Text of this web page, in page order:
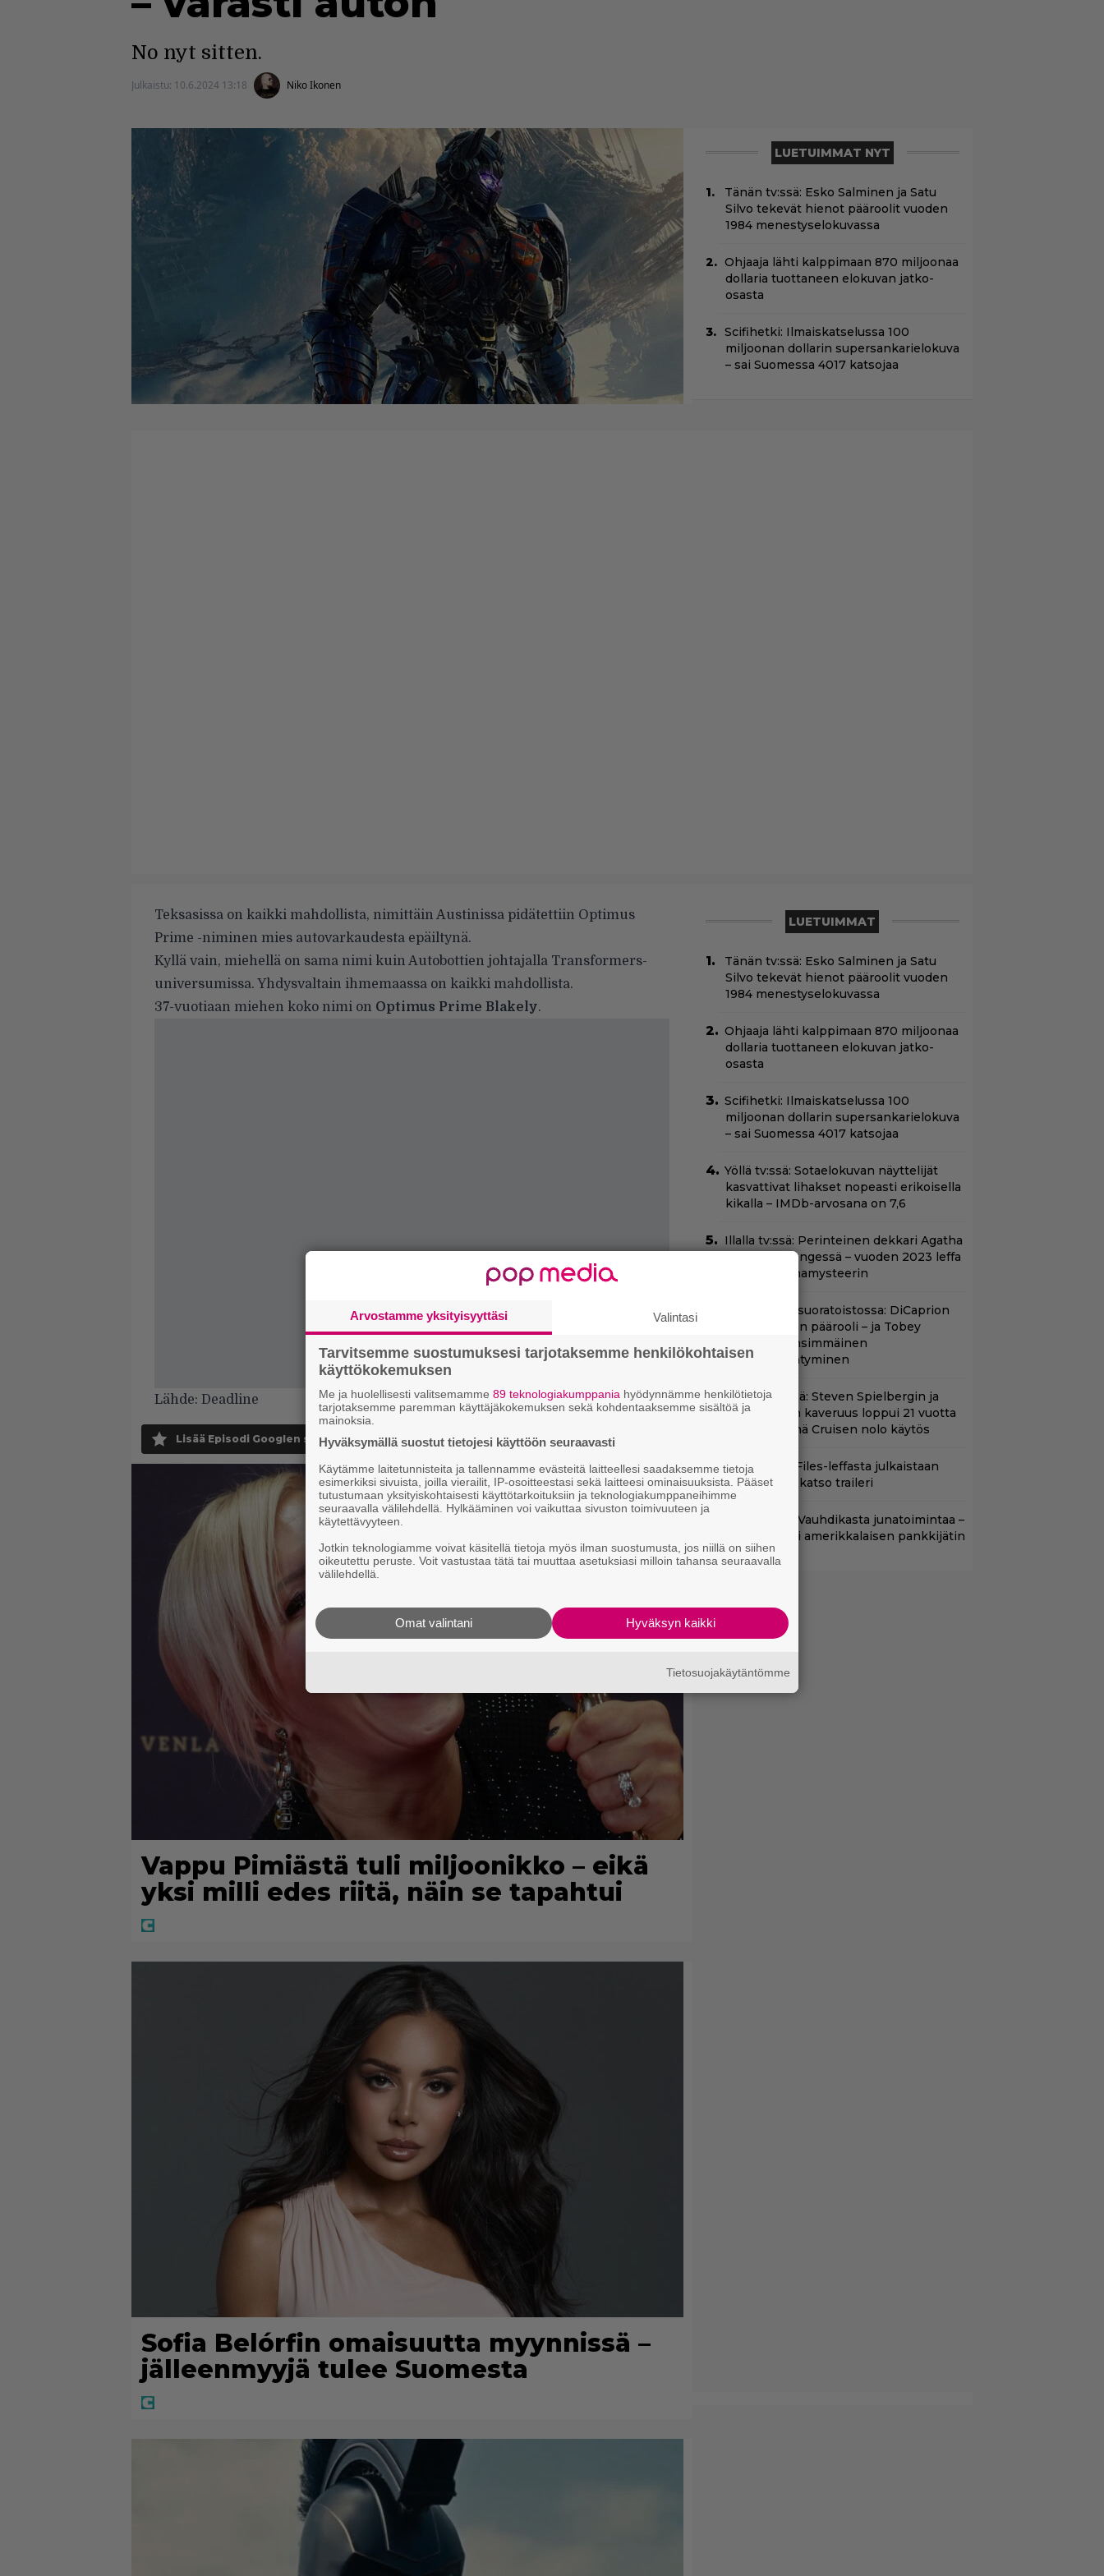
No nyt sitten.
Julkaistu: 10.6.2024 13:18 Niko Ikonen
LUETUIMMAT NYT
Tänän tv:ssä: Esko Salminen ja Satu
Silvo tekevät hienot pääroolit vuoden
1984 menestyselokuvassa
Ohjaaja lähti kalppimaan 870 miljoonaa
dollaria tuottaneen elokuvan jatko-
osasta
Scifihetki: Ilmaiskatselussa 100
miljoonan dollarin supersankarielokuva
– sai Suomessa 4017 katsojaa
Teksasissa on kaikki mahdollista, nimittäin Austinissa pidätettiin Optimus
Prime -niminen mies autovarkaudesta epäiltynä.
Kyllä vain, miehellä on sama nimi kuin Autobottien johtajalla Transformers-
universumissa. Yhdysvaltain ihmemaassa on kaikki mahdollista.
37-vuotiaan miehen koko nimi on Optimus Prime Blakely.
Lähde: Deadline
Lisää Episodi Googlen suosituksi lähteeksi
Vappu Pimiästä tuli miljoonikko – eikä
yksi milli edes riitä, näin se tapahtui
Sofia Belórfin omaisuutta myynnissä –
jälleenmyyjä tulee Suomesta
LUETUIMMAT
Tänän tv:ssä: Esko Salminen ja Satu
Silvo tekevät hienot pääroolit vuoden
1984 menestyselokuvassa
Ohjaaja lähti kalppimaan 870 miljoonaa
dollaria tuottaneen elokuvan jatko-
osasta
Scifihetki: Ilmaiskatselussa 100
miljoonan dollarin supersankarielokuva
– sai Suomessa 4017 katsojaa
Yöllä tv:ssä: Sotaelokuvan näyttelijät
kasvattivat lihakset nopeasti erikoisella
kikalla – IMDb-arvosana on 7,6
Illalla tv:ssä: Perinteinen dekkari Agatha
Christien hengessä – vuoden 2023 leffa
tarjoaa murhamysteerin
Huippuleffa suoratoistossa: DiCaprion
ensimmäinen päärooli – ja Tobey
Maguiren ensimmäinen
elokuvaesiintyminen
Tänään tv:ssä: Steven Spielbergin ja
Tom Cruisen kaveruus loppui 21 vuotta
sitten – Syynä Cruisen nolo käytös
Vanhasta X-Files-leffasta julkaistaan
K18-versio – katso traileri
Illalla tv:ssä: Vauhdikasta junatoimintaa –
leffa suututti amerikkalaisen pankkijätin
Arvostamme yksityisyyttäsi Valintasi
Tarvitsemme suostumuksesi tarjotaksemme henkilökohtaisen
käyttökokemuksen
Me ja huolellisesti valitsemamme 89 teknologiakumppania hyödynnämme henkilötietoja
tarjotaksemme paremman käyttäjäkokemuksen sekä kohdentaaksemme sisältöä ja
mainoksia.
Hyväksymällä suostut tietojesi käyttöön seuraavasti
Käytämme laitetunnisteita ja tallennamme evästeitä laitteellesi saadaksemme tietoja
esimerkiksi sivuista, joilla vierailit, IP-osoitteestasi sekä laitteesi ominaisuuksista. Pääset
tutustumaan yksityiskohtaisesti käyttötarkoituksiin ja teknologiakumppaneihimme
seuraavalla välilehdellä. Hylkääminen voi vaikuttaa sivuston toimivuuteen ja
käytettävyyteen.
Jotkin teknologiamme voivat käsitellä tietoja myös ilman suostumusta, jos niillä on siihen
oikeutettu peruste. Voit vastustaa tätä tai muuttaa asetuksiasi milloin tahansa seuraavalla
välilehdellä.
Hyväksyn kaikki
Omat valintani
Tietosuojakäytäntömme